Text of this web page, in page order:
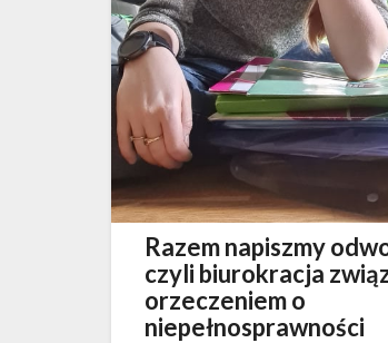
Razem napiszmy
czyli biurokracja
orzeczeniem o
niepełnosprawności